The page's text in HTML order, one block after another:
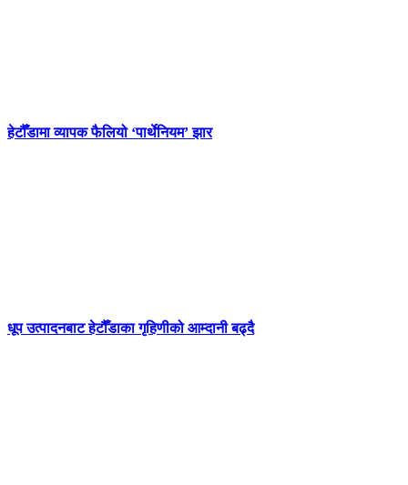
हेटौँडामा व्यापक फैलियो ‘पार्थेनियम’ झार
धूप उत्पादनबाट हेटौँडाका गृहिणीको आम्दानी बढ्दै